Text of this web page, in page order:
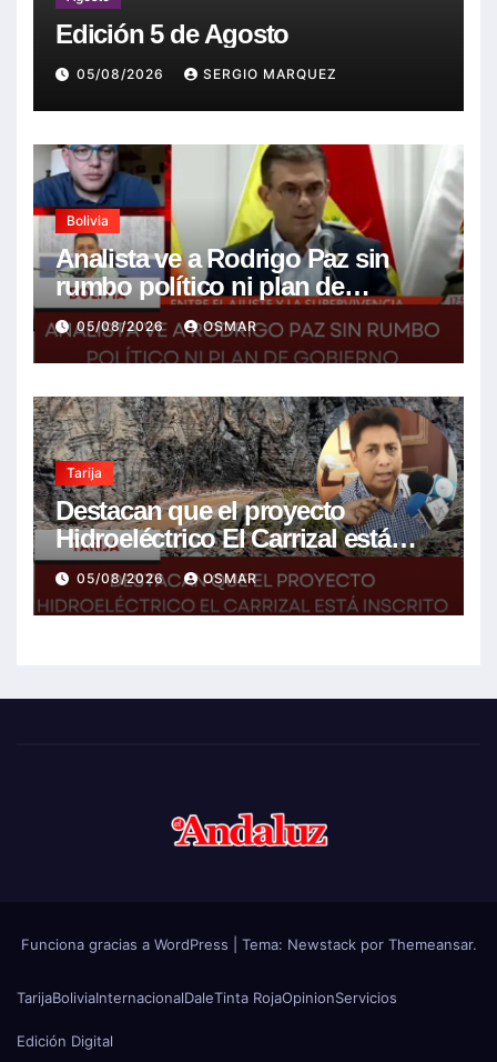
Edición 5 de Agosto
05/08/2026 SERGIO MARQUEZ
Bolivia
Analista ve a Rodrigo Paz sin
rumbo político ni plan de
gobierno
05/08/2026 OSMAR
Tarija
Destacan que el proyecto
Hidroeléctrico El Carrizal está
inscrito en el Plan de Desarrollo
del gobierno
05/08/2026 OSMAR
Funciona gracias a WordPress Tema: Newstackpor Themeansar.
TarijaBoliviaInternacionalDaleTinta RojaOpinionServicios
Edición Digital